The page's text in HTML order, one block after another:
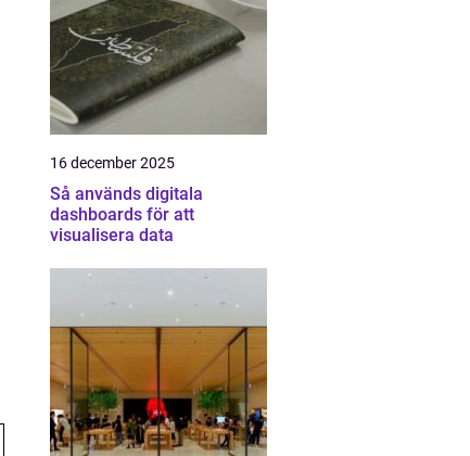
16 december 2025
Så används digitala
dashboards för att
visualisera data